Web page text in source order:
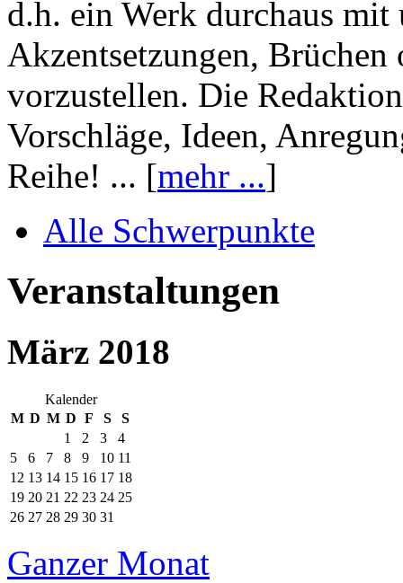
d.h. ein Werk durchaus mit
Akzentsetzungen, Brüchen
vorzustellen. Die
Vorschläge, Ideen,
Reihe! ... [mehr ...]
Alle Schwerpunkte
Veranstaltungen
März 2018
Kalender
M D M D F S
S
1
2 3
4
5
6 7 8 9 10 11
12 13 14 15 16 17 18
19 20 21 22 23 24 25
26 27 28 29 30 31
Ganzer Monat